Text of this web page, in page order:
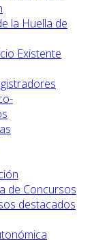
la Huella de
Existente
de Concursos
destacados